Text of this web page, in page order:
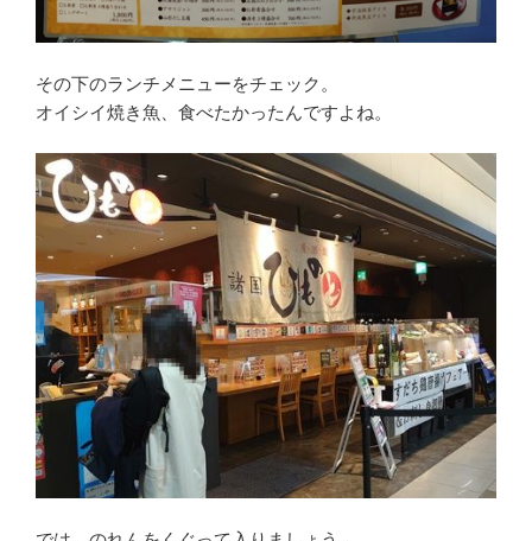
その下のランチメニューをチェック。
オイシイ焼き魚、食べたかったんですよね。